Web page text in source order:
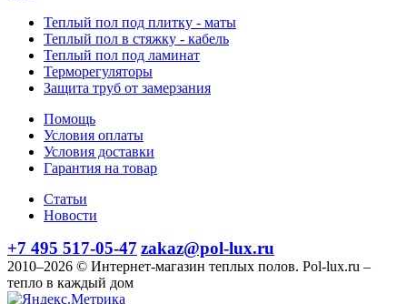
Теплый пол под плитку - маты
Теплый пол в стяжку - кабель
Теплый пол под ламинат
Терморегуляторы
Защита труб от замерзания
Помощь
Условия оплаты
Условия доставки
Гарантия на товар
Статьи
Новости
+7 495 517-05-47 zakaz@pol-lux.ru
2010–2026 © Интернет-магазин теплых полов. Pol-lux.ru –
тепло в каждый дом